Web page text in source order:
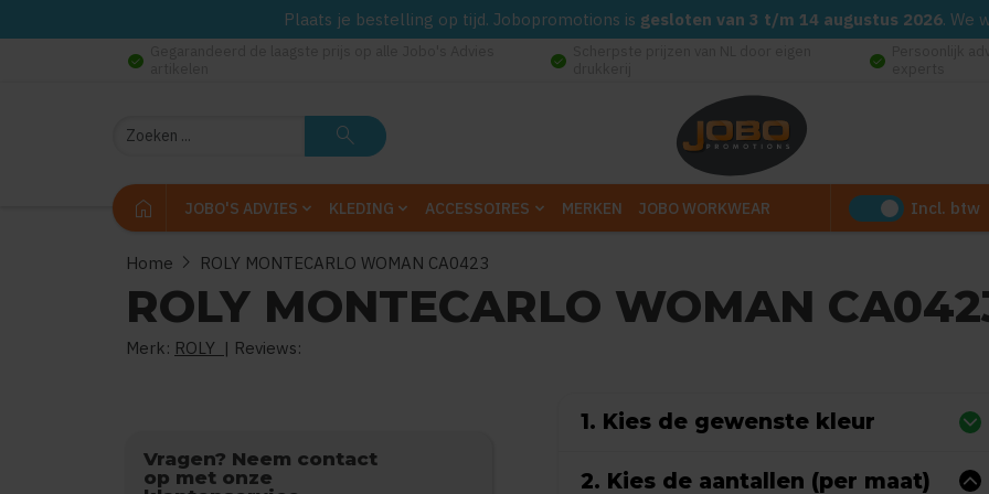
Plaats je bestelling op tijd. Jobopromotions is gesloten van 3 t/m 14 augustus 2026. We
check_circle check_circle check_circle
Zoeken search
home JOBO'S ADVIES KLEDING ACCESSOIRES MERKEN JOBO WORKWEAR Incl. btw
Home chevron_right ROLY MONTECARLO WOMAN CA0423
ROLY MONTECARLO WOMAN
Merk: ROLY | Reviews:
Vragen? Neem contact
op met onze
1. Kies de gewenste kleur
2. Kies de aantallen (per maat)